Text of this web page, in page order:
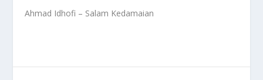
Ahmad Idhofi – Salam Kedamaian